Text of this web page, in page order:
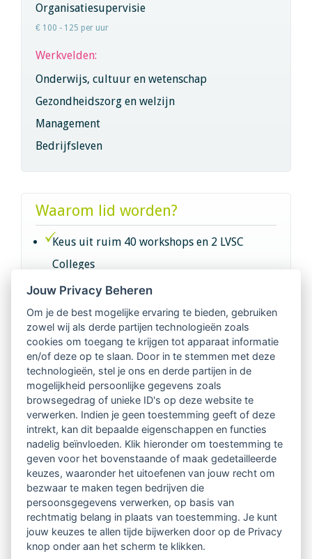
Organisatiesupervisie
€ 100 - 125 per uur
Werkvelden:
Onderwijs, cultuur en wetenschap
Gezondheidszorg en welzijn
Management
Bedrijfsleven
Waarom lid worden?
Keus uit ruim 40 workshops en 2 LVSC
Colleges
Intervisie met geregistreerde vakgenoten
Netwerk van 2100 professionals in 14
regio's
Vindbaar voor opdrachtgevers
Tijdschrift voor
Begeleidingskunde & kennisbank
Beroepsregistratie (LVSC keurmerk)
Lid worden van LVSC
Jouw Privacy Beheren
Om je de best mogelijke ervaring te bieden, gebruiken
zowel wij als derde partijen technologieën zoals
cookies om toegang te krijgen tot apparaat informatie
en/of deze op te slaan. Door in te stemmen met deze
technologieën, stel je ons en derde partijen in de
mogelijkheid persoonlijke gegevens zoals
browsegedrag of unieke ID's op deze website te
verwerken. Indien je geen toestemming geeft of deze
intrekt, kan dit bepaalde eigenschappen en functies
nadelig beïnvloeden. Klik hieronder om toestemming te
geven voor het bovenstaande of maak gedetailleerde
keuzes, waaronder het uitoefenen van jouw recht om
bezwaar te maken tegen bedrijven die
persoonsgegevens verwerken, op basis van
rechtmatig belang in plaats van toestemming. Je kunt
jouw keuzes te allen tijde bijwerken door op de Privacy
knop onder aan het scherm te klikken.